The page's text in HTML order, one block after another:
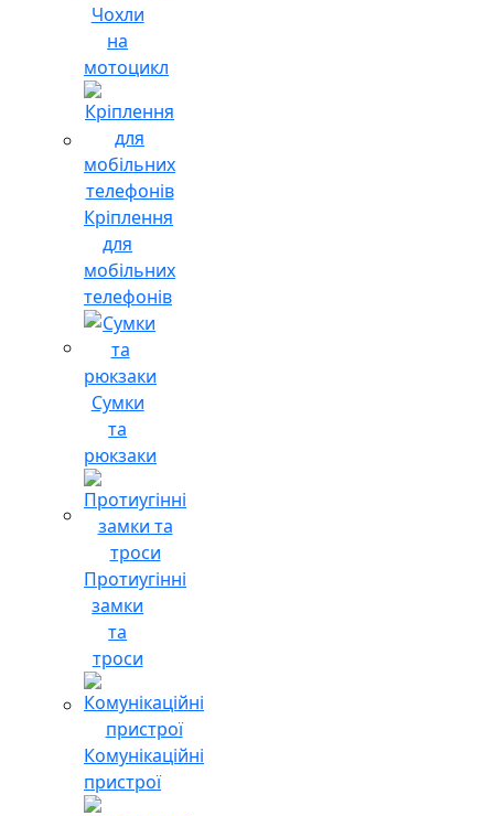
Чохли
на
мотоцикл
Кріплення
для
мобільних
телефонів
Сумки
та
рюкзаки
Протиугінні
замки
та
троси
Комунікаційні
пристрої